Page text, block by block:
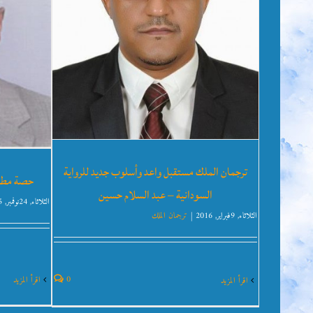
ترجمان الملك مستقبل واعد وأسلوب جديد للرواية
السودانية – عبد السلام حسين
الثلاثاء, 9فبراير, 2016 | ترجمان الملك
0
حصة
الثلاثاء, 24نوفمبر, 2015